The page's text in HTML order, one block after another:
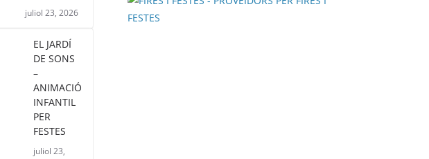
juliol 23, 2026
EL JARDÍ
DE SONS
–
ANIMACIÓ
INFANTIL
PER
FESTES
juliol 23,